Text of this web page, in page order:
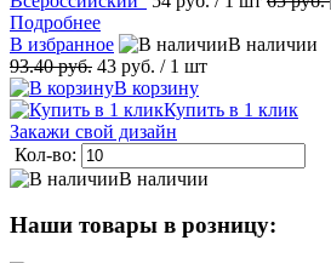
Подробнее
В избранное
В наличии
93.40 руб. 43 руб. / 1 шт
В корзину
Купить в 1 клик
Закажи свой дизайн
Кол-во:
В наличии
Наши товары в розницу: